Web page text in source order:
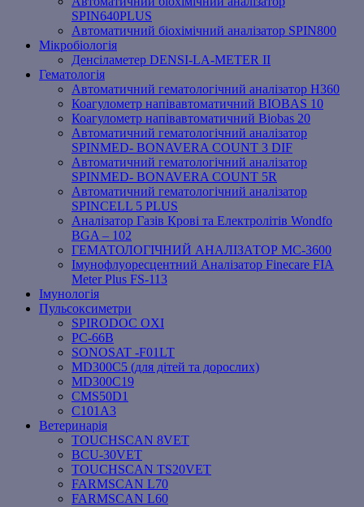
SPIN640PLUS
Автоматичний біохімічний аналізатор SPIN800
Мікробіологія
Денсіламетер DENSI-LA-METER ІІ
Гематологія
Автоматичний гематологічний аналізатор Н360
Коагулометр напівавтоматичний BIOBAS 10
Коагулометр напівавтоматичний Biobas 20
Автоматичний гематологічний аналізатор
SPINMED- BONAVERA COUNT 3 DIF
Автоматичний гематологічний аналізатор
SPINMED- BONAVERA COUNT 5R
Автоматичний гематологічний аналізатор
SPINCELL 5 PLUS
Аналізатор Газів Крові та Електролітів Wondfo
BGA – 102
ГЕМАТОЛОГІЧНИЙ АНАЛІЗАТОР MC-3600
Імунофлуоресцентний Аналізатор Finecare FIA
Meter Plus FS-113
Імунологія
Пульсоксиметри
SPIRODOC OXI
PC-66B
SONOSAT -F01LT
MD300C5 (для дітей та дорослих)
MD300C19
СMS50D1
С101A3
Ветеринарія
TOUCHSCAN 8VET
BCU-30VET
TOUCHSCAN TS20VET
FARMSCAN L70
FARMSCAN L60